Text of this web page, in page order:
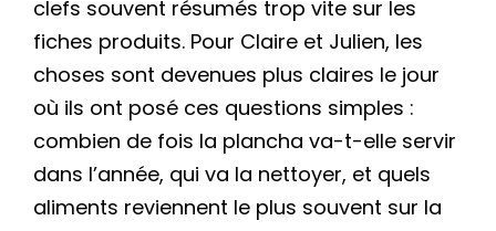
clefs souvent résumés trop vite sur les
fiches produits. Pour Claire et Julien, les
choses sont devenues plus claires le jour
où ils ont posé ces questions simples :
combien de fois la plancha va-t-elle servir
dans l’année, qui va la nettoyer, et quels
aliments reviennent le plus souvent sur la